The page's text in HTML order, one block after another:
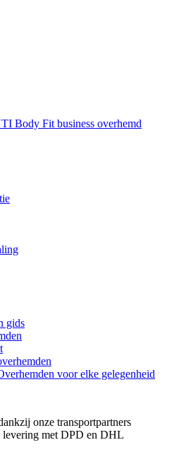
Body Fit business overhemd
gids
voor elke gelegenheid
onze transportpartners
levering met DPD en DHL